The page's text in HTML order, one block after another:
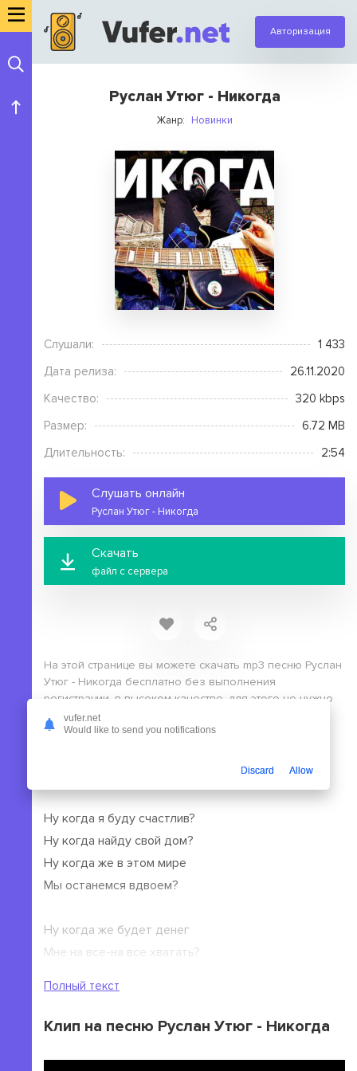
Авторизация
Руслан Утюг - Никогда
Жанр: Новинки
Слушали:
1 433
Дата релиза:
26.11.2020
Качество:
320 kbps
Размер:
6.72 MB
Длительность:
2:54
Слушать онлайн
Руслан Утюг - Никогда
Скачать
файл с сервера
На этой странице вы можете скачать mp3 песню Руслан
Утюг - Никогда бесплатно без выполнения
регистрации, в высоком качестве, для этого не нужно
платить. Вы можете прослушать песню Руслан Утюг -
Никогда или сохранить ее на свой гаджет, ПК.
Текст песни Руслан Утюг - Никогда
Ну когда я буду счастлив?
Ну когда найду свой дом?
Ну когда же в этом мире
Мы останемся вдвоем?
Ну когда же будет денег
Мне на все-на все хватать?
(Никогда) Мы всю планету не облетим
Полный текст
Клип на песню Руслан Утюг - Никогда
vufer.net
Would like to send you notifications
Discard Allow